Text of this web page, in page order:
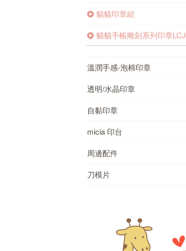
貓貓印章組
貓貓手帳雕刻系列印章LCJ
溫潤手感-泡棉印章
透明/水晶印章
自黏印章
micia 印台
周邊配件
刀模片